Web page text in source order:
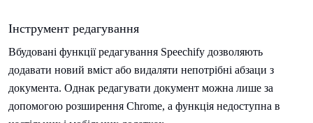
Інструмент редагування
Вбудовані функції редагування Speechify дозволяють
додавати новий вміст або видаляти непотрібні абзаци з
документа. Однак редагувати документ можна лише за
допомогою розширення Chrome, а функція недоступна в